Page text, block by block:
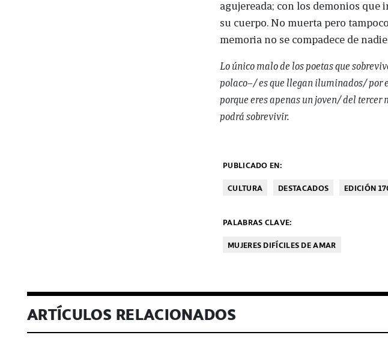
agujereada; con los demonios que
su cuerpo. No muerta pero
memoria no se compadece de nadie.
Lo único malo de los poetas que
polaco–/ es que llegan iluminados/
porque eres apenas un joven/ del tercer
podrá sobrevivir.
PUBLICADO EN:
CULTURA
DESTACADOS EDICIÓN
PALABRAS CLAVE:
MUJERES DIFÍCILES DE AMAR
ARTÍCULOS RELACIONADOS